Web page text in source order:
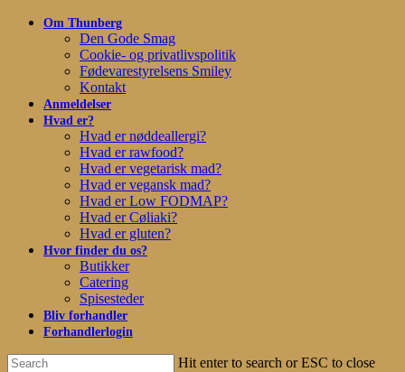
Skip
Om Thunberg
Den Gode Smag
Cookie- og privatlivspolitik
Fødevarestyrelsens Smiley
Kontakt
Anmeldelser
Hvad er?
Hvad er nøddeallergi?
Hvad er rawfood?
Hvad er vegetarisk mad?
Hvad er vegansk mad?
Hvad er Low FODMAP?
Hvad er Cøliaki?
Hvad er gluten?
Hvor finder du os?
Butikker
Catering
Spisesteder
Bliv forhandler
Forhandlerlogin
Hit enter to search or ESC to close